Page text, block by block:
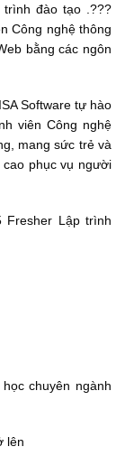
đào tạo .???
Công nghệ thông
bằng các ngôn
Software tự hào
viên Công nghệ
mang sức trẻ và
phục vụ người
Lập trình
chuyên ngành
lên